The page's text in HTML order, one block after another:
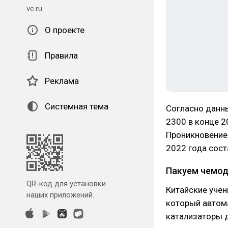
vc.ru
О проекте
Правила
Реклама
Системная тема
QR-код для установки
наших приложений.
Согласно
2300 в конце
2022 года
Пакуем
Китайские
который
катализаторы